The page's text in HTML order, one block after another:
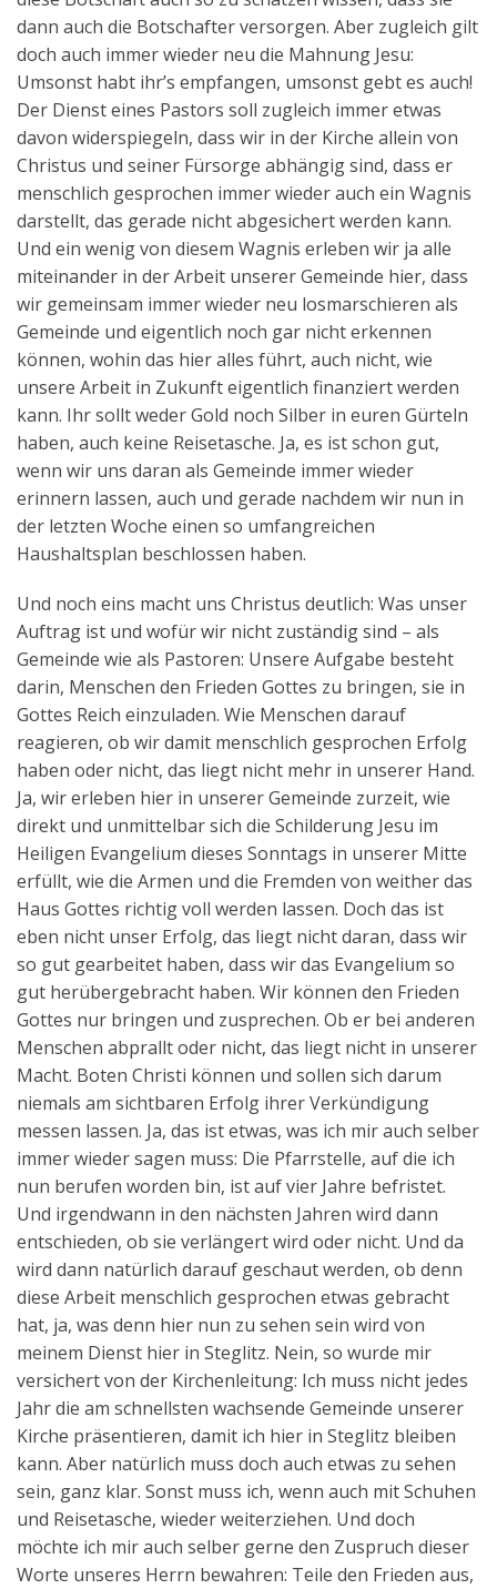
dann auch die Botschafter versorgen. Aber zugleich gilt
doch auch immer wieder neu die Mahnung Jesu:
Umsonst habt ihr’s empfangen, umsonst gebt es auch!
Der Dienst eines Pastors soll zugleich immer etwas
davon widerspiegeln, dass wir in der Kirche allein von
Christus und seiner Fürsorge abhängig sind, dass er
menschlich gesprochen immer wieder auch ein Wagnis
darstellt, das gerade nicht abgesichert werden kann.
Und ein wenig von diesem Wagnis erleben wir ja alle
miteinander in der Arbeit unserer Gemeinde hier, dass
wir gemeinsam immer wieder neu losmarschieren als
Gemeinde und eigentlich noch gar nicht erkennen
können, wohin das hier alles führt, auch nicht, wie
unsere Arbeit in Zukunft eigentlich finanziert werden
kann. Ihr sollt weder Gold noch Silber in euren Gürteln
haben, auch keine Reisetasche. Ja, es ist schon gut,
wenn wir uns daran als Gemeinde immer wieder
erinnern lassen, auch und gerade nachdem wir nun in
der letzten Woche einen so umfangreichen
Haushaltsplan beschlossen haben.
Und noch eins macht uns Christus deutlich: Was unser
Auftrag ist und wofür wir nicht zuständig sind – als
Gemeinde wie als Pastoren: Unsere Aufgabe besteht
darin, Menschen den Frieden Gottes zu bringen, sie in
Gottes Reich einzuladen. Wie Menschen darauf
reagieren, ob wir damit menschlich gesprochen Erfolg
haben oder nicht, das liegt nicht mehr in unserer Hand.
Ja, wir erleben hier in unserer Gemeinde zurzeit, wie
direkt und unmittelbar sich die Schilderung Jesu im
Heiligen Evangelium dieses Sonntags in unserer Mitte
erfüllt, wie die Armen und die Fremden von weither das
Haus Gottes richtig voll werden lassen. Doch das ist
eben nicht unser Erfolg, das liegt nicht daran, dass wir
so gut gearbeitet haben, dass wir das Evangelium so
gut herübergebracht haben. Wir können den Frieden
Gottes nur bringen und zusprechen. Ob er bei anderen
Menschen abprallt oder nicht, das liegt nicht in unserer
Macht. Boten Christi können und sollen sich darum
niemals am sichtbaren Erfolg ihrer Verkündigung
messen lassen. Ja, das ist etwas, was ich mir auch selber
immer wieder sagen muss: Die Pfarrstelle, auf die ich
nun berufen worden bin, ist auf vier Jahre befristet.
Und irgendwann in den nächsten Jahren wird dann
entschieden, ob sie verlängert wird oder nicht. Und da
wird dann natürlich darauf geschaut werden, ob denn
diese Arbeit menschlich gesprochen etwas gebracht
hat, ja, was denn hier nun zu sehen sein wird von
meinem Dienst hier in Steglitz. Nein, so wurde mir
versichert von der Kirchenleitung: Ich muss nicht jedes
Jahr die am schnellsten wachsende Gemeinde unserer
Kirche präsentieren, damit ich hier in Steglitz bleiben
kann. Aber natürlich muss doch auch etwas zu sehen
sein, ganz klar. Sonst muss ich, wenn auch mit Schuhen
und Reisetasche, wieder weiterziehen. Und doch
möchte ich mir auch selber gerne den Zuspruch dieser
Worte unseres Herrn bewahren: Teile den Frieden aus,